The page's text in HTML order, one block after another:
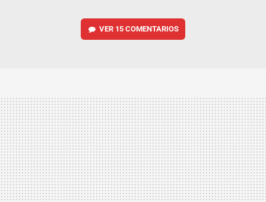
VER 15 COMENTARIOS